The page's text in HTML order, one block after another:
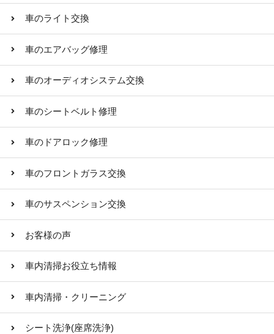
車のライト交換
車のエアバッグ修理
車のオーディオシステム交換
車のシートベルト修理
車のドアロック修理
車のフロントガラス交換
車のサスペンション交換
お客様の声
車内清掃お役立ち情報
車内清掃・クリーニング
シート洗浄(座席洗浄)